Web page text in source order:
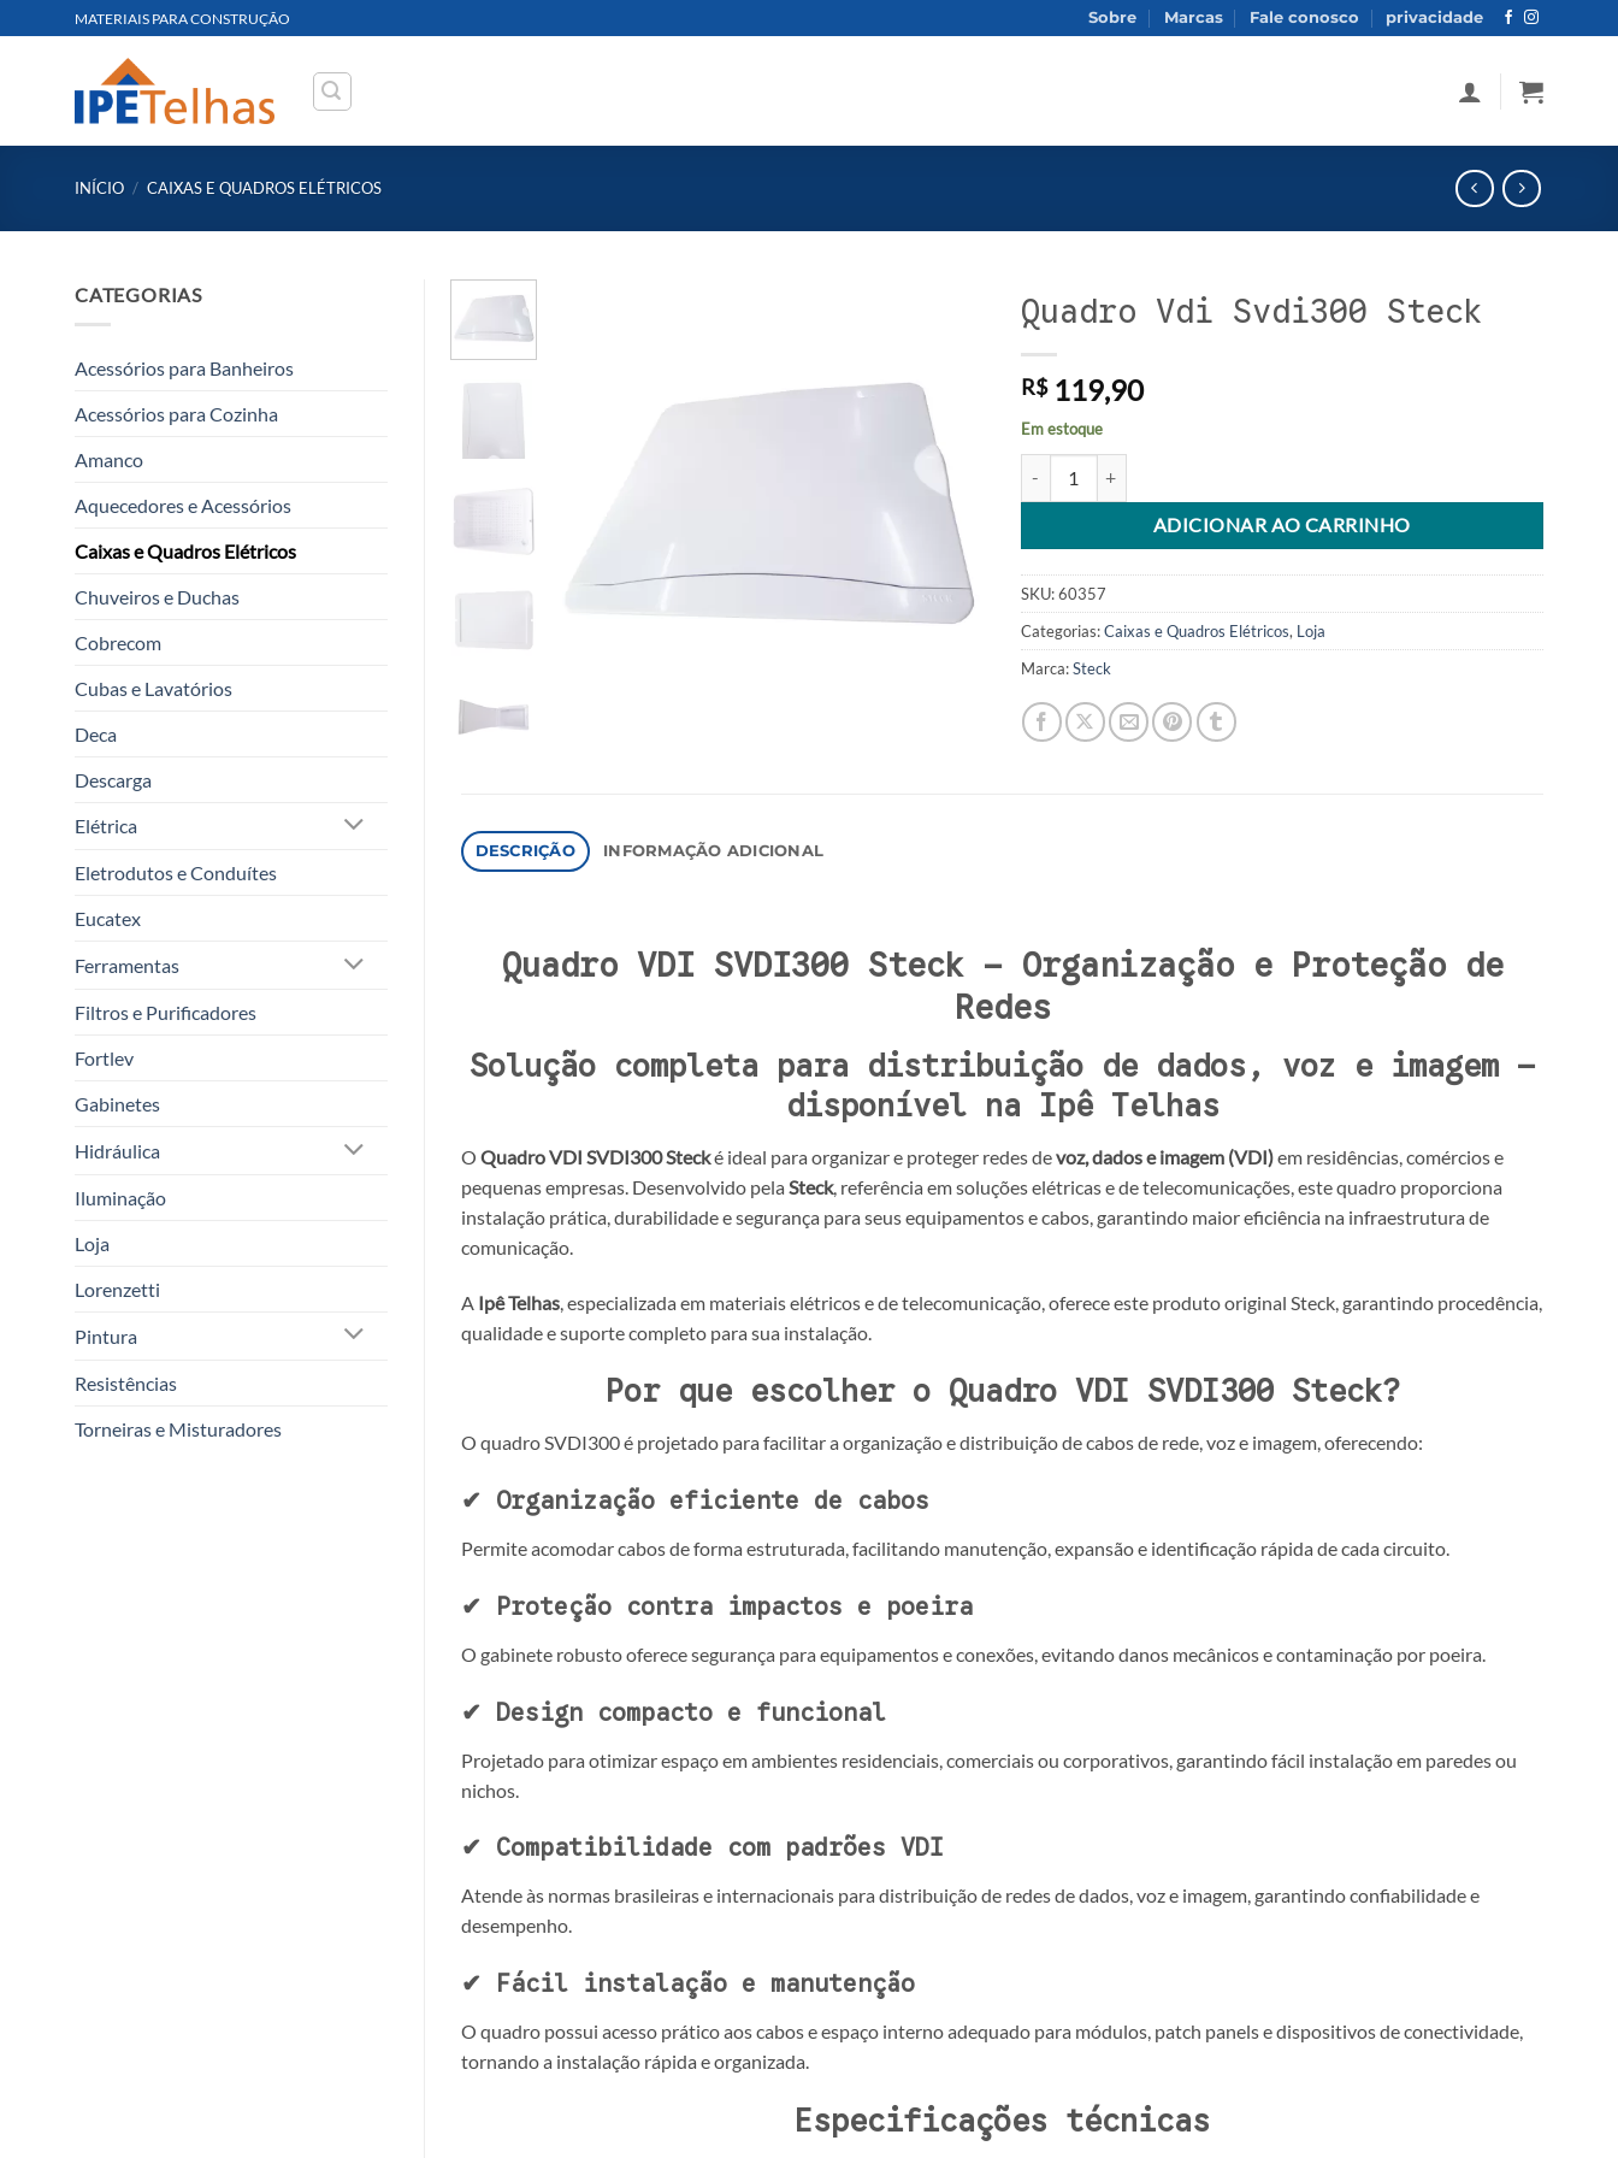
to
MATERIAIS PARA CONSTRUÇÃO Sobre Marcas Fale conosco privacidade
INÍCIO / CAIXAS E QUADROS ELÉTRICOS
CATEGORIAS
Acessórios para Banheiros
Acessórios para Cozinha
Amanco
Aquecedores e Acessórios
Caixas e Quadros Elétricos
Chuveiros e Duchas
Cobrecom
Cubas e Lavatórios
Deca
Descarga
Elétrica
Eletrodutos e Conduítes
Eucatex
Ferramentas
Filtros e Purificadores
Fortlev
Gabinetes
Hidráulica
Iluminação
Loja
Lorenzetti
Pintura
Resistências
Torneiras e Misturadores
Quadro Vdi Svdi300 Steck
R$119,90
Em estoque
ADICIONAR AO CARRINHO
Alternative:
SKU:60357
Categorias:Caixas e Quadros Elétricos, Loja
Marca:Steck
DESCRIÇÃO INFORMAÇÃO ADICIONAL
Quadro VDI SVDI300 Steck – Organização e Proteção de
Redes
Solução completa para distribuição de dados, voz e imagem –
disponível na Ipê Telhas
O Quadro VDI SVDI300 Stecké ideal para organizar e proteger redes devoz, dados e imagem (VDI)em residências, comércios e
pequenas empresas. Desenvolvido pela Steck, referência em soluções elétricas e de telecomunicações, este quadro proporciona
instalação prática, durabilidade e segurança para seus equipamentos e cabos, garantindo maior eficiência na infraestrutura de
comunicação.
A Ipê Telhas , especializada em materiais elétricos e de telecomunicação, oferece este produto original Steck, garantindo procedência,
qualidade e suporte completo para sua instalação.
Por que escolher o Quadro VDI SVDI300 Steck?
O quadro SVDI300 é projetado para facilitar a organização e distribuição de cabos de rede, voz e imagem, oferecendo:
✔ Organização eficiente de cabos
Permite acomodar cabos de forma estruturada, facilitando manutenção, expansão e identificação rápida de cada circuito.
✔ Proteção contra impactos e poeira
O gabinete robusto oferece segurança para equipamentos e conexões, evitando danos mecânicos e contaminação por poeira.
✔ Design compacto e funcional
Projetado para otimizar espaço em ambientes residenciais, comerciais ou corporativos, garantindo fácil instalação em paredes ou
nichos.
✔ Compatibilidade com padrões VDI
Atende às normas brasileiras e internacionais para distribuição de redes de dados, voz e imagem, garantindo confiabilidade e
desempenho.
✔ Fácil instalação e manutenção
O quadro possui acesso prático aos cabos e espaço interno adequado para módulos, patch panels e dispositivos de conectividade,
tornando a instalação rápida e organizada.
Especificações técnicas